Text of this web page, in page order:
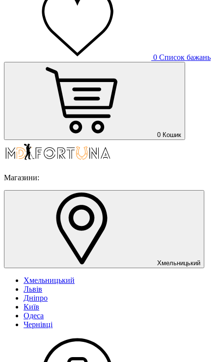
0 Список бажань
0 Кошик
Магазини:
Хмельницький
Хмельницький
Львів
Дніпро
Київ
Одеса
Чернівці